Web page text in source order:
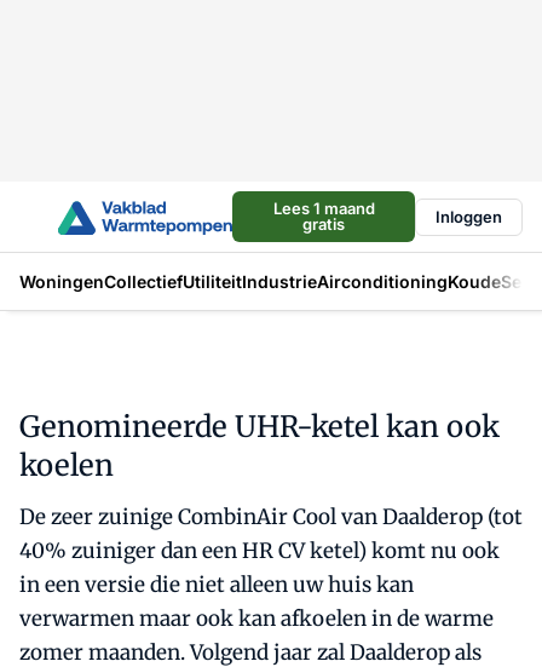
Lees 1 maand
gratis
Inloggen
WoningenCollectiefUtiliteitIndustrieAirconditioningKoude
Genomineerde UHR-ketel kan ook
koelen
De zeer zuinige CombinAir Cool van Daalderop (tot
40% zuiniger dan een HR CV ketel) komt nu ook
in een versie die niet alleen uw huis kan
verwarmen maar ook kan afkoelen in de warme
zomer maanden. Volgend jaar zal Daalderop als